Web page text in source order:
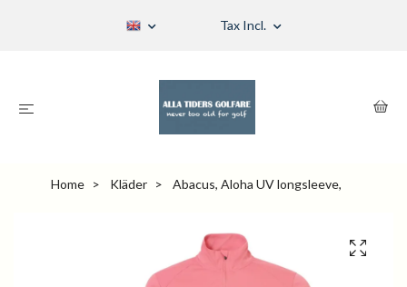
Tax Incl.
Home Kläder Abacus, Aloha UV longsleeve,